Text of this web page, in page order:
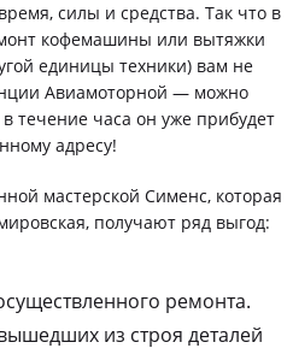
силы и средства. Так что в
кофемашины или вытяжки
единицы техники) вам не
Авиамоторной — можно
течение часа он уже прибудет
адресу!
мастерской Сименс, которая
получают ряд выгод:
ремонта.
из строя деталей